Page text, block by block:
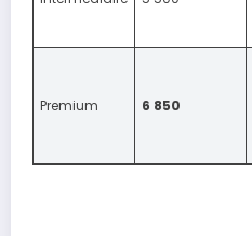
Premium 6 850